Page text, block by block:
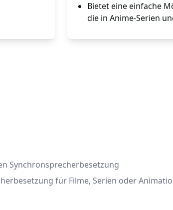
Bietet eine einfache
die in Anime-Serien
Synchronsprecherbesetzung
für Filme, Serien oder